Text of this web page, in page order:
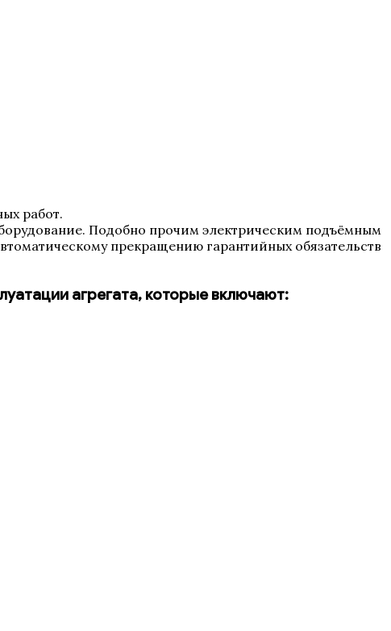
работ.
Подобно прочим электрическим подъёмным
прекращению гарантийных обязательств
агрегата, которые включают: